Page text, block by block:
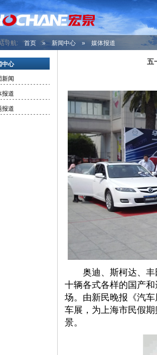
导航: 首页 » 新闻中心 » 媒体报道
中心
新闻
报道
报道
五
奥迪、斯柯达、丰
十辆各式各样的国产
场。由新民晚报《汽
车展，为上海市民假
景。